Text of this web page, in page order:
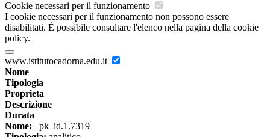
Cookie necessari per il funzionamento
I cookie necessari per il funzionamento non possono essere
disabilitati. È possibile consultare l'elenco nella pagina della cookie
policy.
www.istitutocadorna.edu.it
Nome
Tipologia
Proprieta
Descrizione
Durata
Nome: _pk_id.1.7319